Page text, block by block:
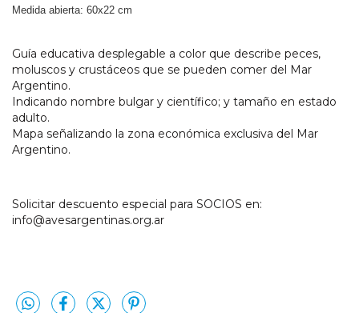
Medida abierta: 60x22 cm
Guía educativa desplegable a color que describe peces,
moluscos y crustáceos que se pueden comer del Mar
Argentino.
Indicando nombre bulgar y científico; y tamaño en estado
adulto.
Mapa señalizando la zona económica exclusiva del Mar
Argentino.
Solicitar descuento especial para SOCIOS en:
info@avesargentinas.org.ar